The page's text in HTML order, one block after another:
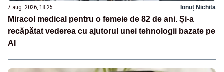
7 aug. 2026, 18:25 Ionuț Nichita
Miracol medical pentru o femeie de 82 de ani. Și-a
recăpătat vederea cu ajutorul unei tehnologii bazate pe
AI